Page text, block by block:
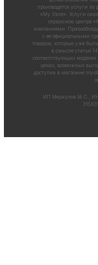
производятся услуги
«My Store». Услуги
сервисном центре
компаниями.
с ее официальными
товаров, которые уже
в смысле статьи
соответствующих
ценах, возможных
доступна в магазине
ИП Меркулов М.С.,